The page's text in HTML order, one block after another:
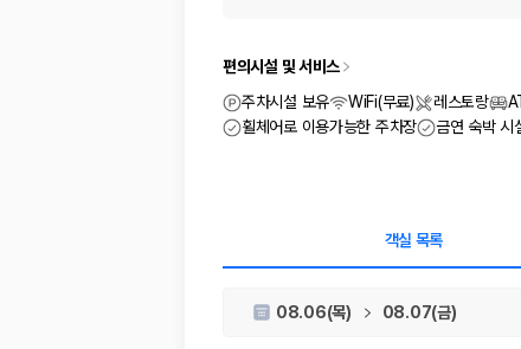
경차, 소형, 준중형, 중형, SUV, 승합차 등 여
일반자차, 완전자차, 슈퍼자차의 면책금과 보상 한
제주공항 인수 조건 비교:셔틀 이동, 인수 위치, 반납 편의성을 함
비교 후 원하는 차량을 바로 예약할 수 있습니다.
1. 단순 최저가가 아니라 실제 결제 조건을 비교하세요
제주렌트카 최저가는 차량 기본요금만으로 판단하기 어렵습니다. 보험
편의시설 및 서비스
주차시설 보유
WiFi(무료) 레스토랑
휠체어로 이용가능한 주차장
금연 숙박 시
객실 목록
08.06(목) 08.07(금)